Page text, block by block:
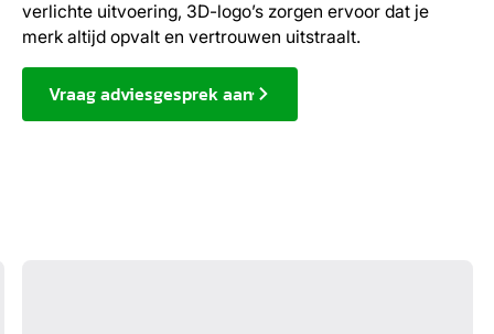
verlichte uitvoering, 3D-logo’s zorgen ervoor dat je
merk altijd opvalt en vertrouwen uitstraalt.
Vraag adviesgesprek aan